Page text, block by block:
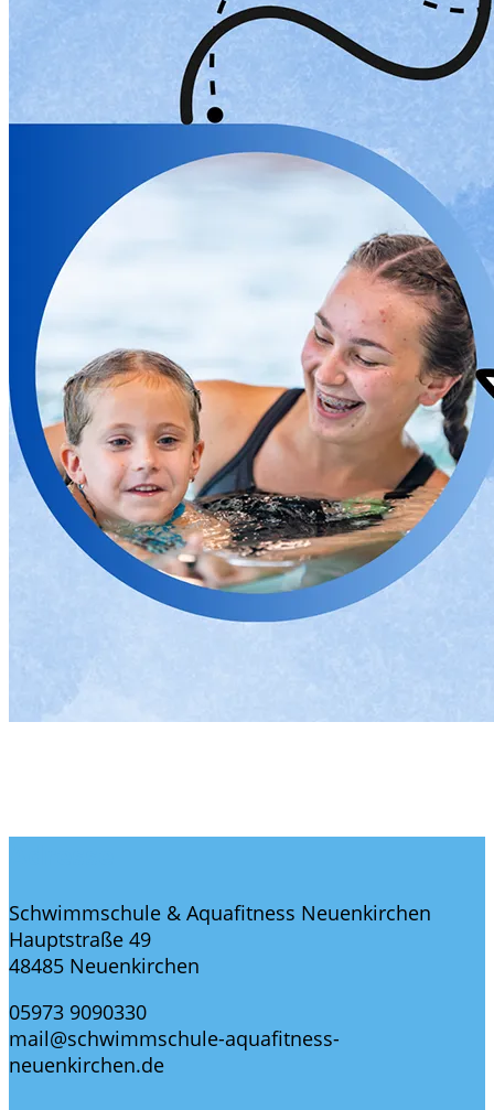
Schwimmschule & Aquafitness Neuenkirchen
Hauptstraße 49
48485 Neuenkirchen
05973 9090330
mail@schwimmschule-aquafitness-
neuenkirchen.de